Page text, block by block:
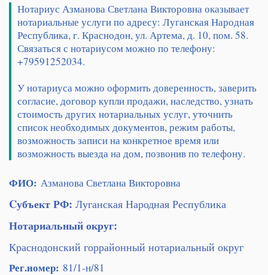
Нотариус Азманова Светлана Викторовна оказывает
нотариальные услуги по адресу: Луганская Народная
Республика, г. Краснодон, ул. Артема, д. 10, пом. 58.
Связаться с нотариусом можно по телефону:
+79591252034.
У нотариуса можно оформить доверенность, заверить
согласие, договор купли продажи, наследство, узнать
стоимость других нотариальных услуг, уточнить
список необходимых документов, режим работы,
возможность записи на конкретное время или
возможность выезда на дом, позвонив по телефону.
ФИО: Азманова Светлана Викторовна
Cубъект РФ: Луганская Народная Республика
Нотариальный округ:
Краснодонский горрайонный нотариальный округ
Рег.номер: 81/1-н/81